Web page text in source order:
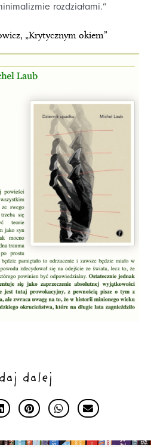
rozdziałami.”
„Krytycznym okiem”
dalej